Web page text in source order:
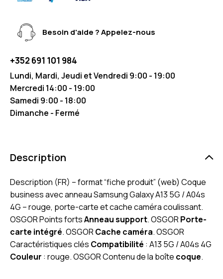
Besoin d'aide ? Appelez-nous
+352 691 101 984
Lundi, Mardi, Jeudi et Vendredi 9:00 - 19:00
Mercredi 14:00 - 19:00
Samedi 9:00 - 18:00
Dimanche - Fermé
Description
Description (FR) – format “fiche produit” (web) Coque
business avec anneau Samsung Galaxy A13 5G / A04s
4G – rouge, porte-carte et cache caméra coulissant.
OSGOR Points fortsAnneau support. OSGORPorte-
carte intégré. OSGORCache caméra. OSGOR
Caractéristiques clés Compatibilité : A13 5G / A04s 4G
Couleur : rouge. OSGOR Contenu de la boîte coque.